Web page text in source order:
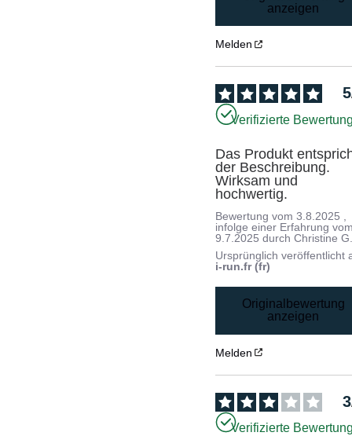
anzeigen
Melden
5
Verifizierte
Das Produkt
der Beschreibung.
Wirksam und
hochwertig.
Bewertung vom3.8.2025
infolge einer Erfahrung
9.7.2025 durchChristine
Ursprünglich veröffentlicht
i-run.fr (fr)
Originalbewertung
anzeigen
Melden
3
Verifizierte